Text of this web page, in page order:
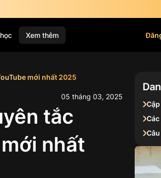
Xem thêm
mới nhất 2025
05 tháng 03, 2025
tắc
nhất